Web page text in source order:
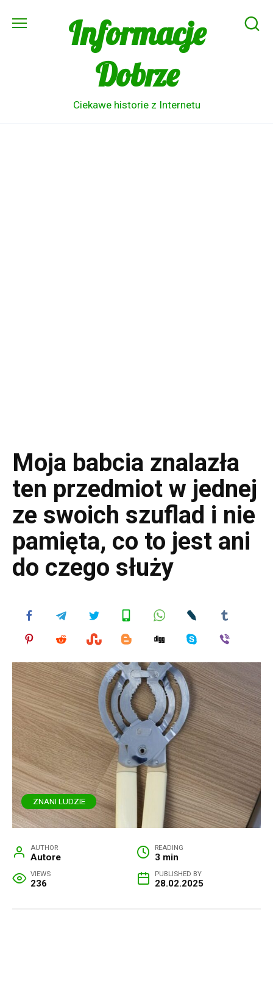
Informacje
Dobrze
Ciekawe historie z Internetu
Moja babcia znalazła
ten przedmiot w jednej
ze swoich szuflad i nie
pamięta, co to jest ani
do czego służy
ZNANI LUDZIE
AUTHOR
Autore
READING
3 min
VIEWS
236
PUBLISHED BY
28.02.2025